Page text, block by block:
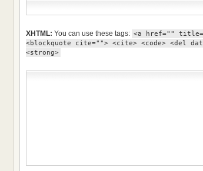
XHTML: You can use these tags: <a href=""
<blockquote cite=""> <cite> <code> <del
<strong>